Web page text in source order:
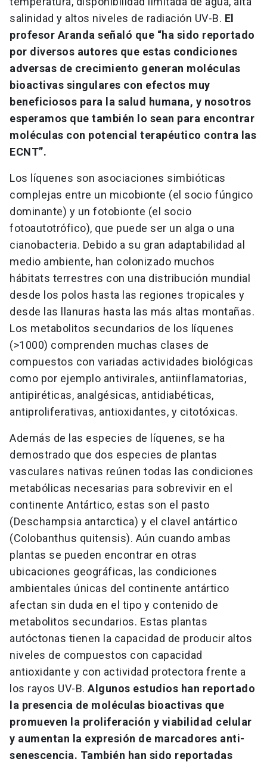
salinidad y altos niveles de radiación UV-B. El
profesor Aranda señaló que “ha sido reportado
por diversos autores que estas condiciones
adversas de crecimiento generan moléculas
bioactivas singulares con efectos muy
beneficiosos para la salud humana, y nosotros
esperamos que también lo sean para encontrar
moléculas con potencial terapéutico contra las
ECNT”.
Los líquenes son asociaciones simbióticas
complejas entre un micobionte (el socio fúngico
dominante) y un fotobionte (el socio
fotoautotrófico), que puede ser un alga o una
cianobacteria. Debido a su gran adaptabilidad al
medio ambiente, han colonizado muchos
hábitats terrestres con una distribución mundial
desde los polos hasta las regiones tropicales y
desde las llanuras hasta las más altas montañas.
Los metabolitos secundarios de los líquenes
(>1000) comprenden muchas clases de
compuestos con variadas actividades biológicas
como por ejemplo antivirales, antiinflamatorias,
antipiréticas, analgésicas, antidiabéticas,
antiproliferativas, antioxidantes, y citotóxicas.
Además de las especies de líquenes, se ha
demostrado que dos especies de plantas
vasculares nativas reúnen todas las condiciones
metabólicas necesarias para sobrevivir en el
continente Antártico, estas son el pasto
(Deschampsia antarctica) y el clavel antártico
(Colobanthus quitensis). Aún cuando ambas
plantas se pueden encontrar en otras
ubicaciones geográficas, las condiciones
ambientales únicas del continente antártico
afectan sin duda en el tipo y contenido de
metabolitos secundarios. Estas plantas
autóctonas tienen la capacidad de producir altos
niveles de compuestos con capacidad
antioxidante y con actividad protectora frente a
los rayos UV-B. Algunos estudios han reportado
la presencia de moléculas bioactivas que
promueven la proliferación y viabilidad celular
y aumentan la expresión de marcadores anti-
senescencia. También han sido reportadas